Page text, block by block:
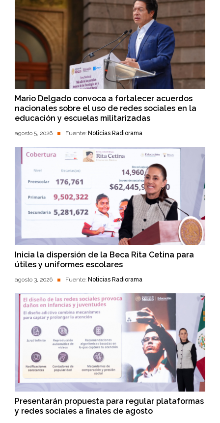
Mario Delgado convoca a fortalecer acuerdos
nacionales sobre el uso de redes sociales en la
educación y escuelas militarizadas
agosto 5, 2026 Fuente: Noticias Radiorama
Inicia la dispersión de la Beca Rita Cetina para
útiles y uniformes escolares
agosto 3, 2026 Fuente: Noticias Radiorama
Presentarán propuesta para regular plataformas
y redes sociales a finales de agosto